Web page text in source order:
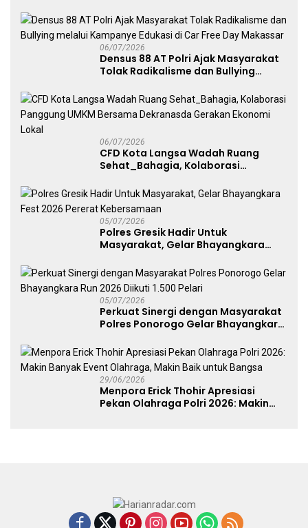
06/07/2026
Densus 88 AT Polri Ajak Masyarakat
Tolak Radikalisme dan Bullying
Free Day Makassar
06/07/2026
CFD Kota Langsa Wadah Ruang
Sehat_Bahagia, Kolaborasi
Dekranasda Gerakan Ekonomi Lokal
05/07/2026
Polres Gresik Hadir Untuk
Masyarakat, Gelar Bhayangkara
05/07/2026
Perkuat Sinergi dengan Masyarakat
Polres Ponorogo Gelar Bhayangkara
29/06/2026
Menpora Erick Thohir Apresiasi
Pekan Olahraga Polri 2026: Makin